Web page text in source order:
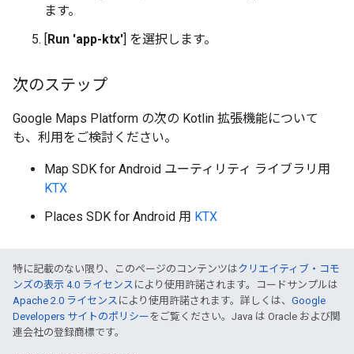
ます。
[Run 'app-ktx'] を選択します。
次のステップ
Google Maps Platform の次の Kotlin 拡張機能について
も、利用をご検討ください。
Map SDK for Android ユーティリティ ライブラリ用
KTX
Places SDK for Android 用 KTX
特に記載のない限り、このページのコンテンツはクリエイティブ・コモ
ンズの表示 4.0 ライセンス により使用許諾されます。コードサンプルは
Apache 2.0 ライセンス により使用許諾されます。詳しくは、 Google
Developers サイトのポリシー をご覧ください。Java は Oracle および関
連会社の登録商標です。